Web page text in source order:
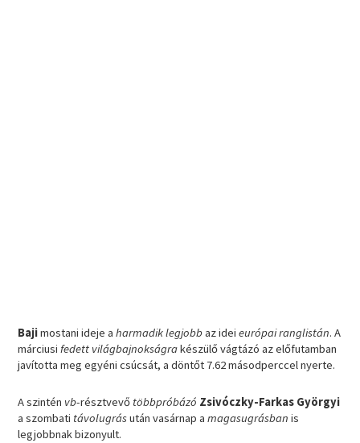
Bajimostani ideje aharmadik legjobbaz ideieurópai ranglistán. A
márciusifedett világbajnokságrakészülő vágtázó az előfutamban
javította meg egyéni csúcsát, a döntőt 7.62 másodperccel nyerte.
A szintén vb-résztvevő többpróbázó Zsivóczky-Farkas Györgyi
a szombati távolugrásután vasárnap amagasugrásban is
legjobbnak bizonyult.